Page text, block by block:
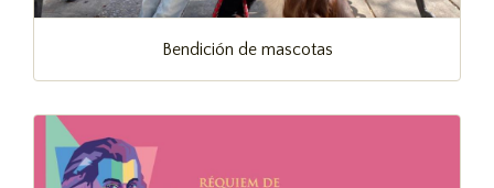
Bendición de mascotas